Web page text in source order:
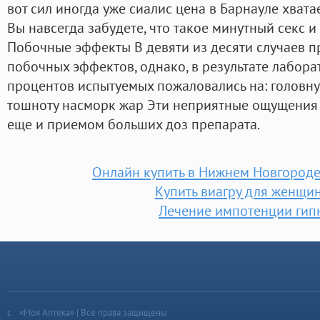
вот сил иногда уже сиалис цена в Барнауле
Вы навсегда забудете, что такое минутный секс
Побочные эффекты В девяти из десяти случаев
побочных эффектов, однако, в результате
процентов испытуемых пожаловались на:
тошноту насморк жар Эти неприятные
еще и приемом больших доз препарата.
Онлайн купить в Нижнем
Купить виагру для
Лечение импотенции
«Моя Аптека» | Все права защищены